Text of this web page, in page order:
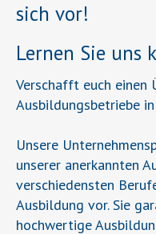
sich vor!
Lernen Sie uns
Verschafft euch einen
Ausbildungsbetriebe
Unsere
unserer anerkannten
verschiedensten
Ausbildung vor. Sie
hochwertige